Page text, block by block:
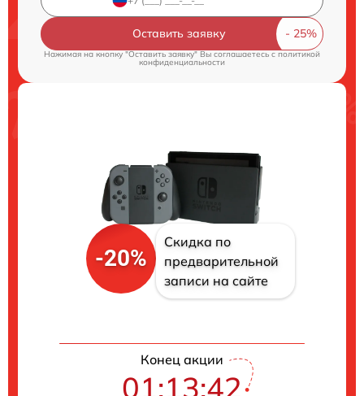
Оставить заявку
Нажимая на кнопку "Оставить заявку" Вы соглашаетесь c политикой
конфиденциальности
-20%
Скидка по
предварительной
записи на сайте
Конец акции
01:13:41